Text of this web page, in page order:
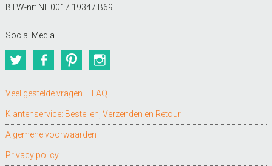
BTW-nr: NL 0017 19347 B69
Social Media
TwitterFacebookPinterest
Veel gestelde vragen – FAQ
Klantenservice: Bestellen, Verzenden en Retour
Algemene voorwaarden
Privacy policy